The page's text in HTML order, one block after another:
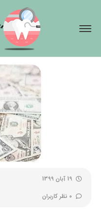
19 آبان 1399
0 نظر کاربران